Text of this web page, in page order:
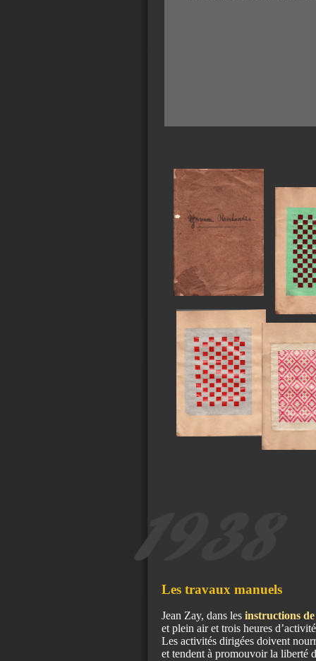
Les travaux manuels
Jean Zay, dans les instructions de
et plein air et trois heures
Les activités dirigées doivent
et tendent à promouvoir la liberté